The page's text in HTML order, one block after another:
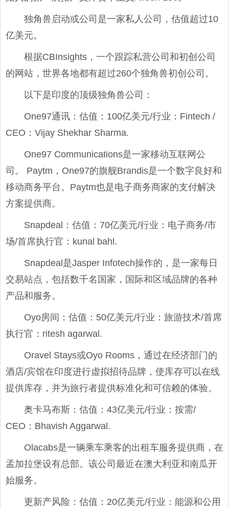
独角兽启动或公司是一家私人公司，估值超过10
亿美元。
根据CBInsights，一个跟踪私营公司和初创公司
的网站，世界各地都有超过260个独角兽初创公司。
以下是印度的顶级独角兽公司：
One97通讯：估值：100亿美元/行业：Fintech /
CEO：Vijay Shekhar Sharma.
One97 Communications是一家移动互联网公
司。 Paytm，One97的旗舰Brandis是一个数字良好和
移动商务平台。Paytm也是电子商务商家的支付解决
方案提供商。
Snapdeal：估值：70亿美元/行业：电子商务/市
场/首席执行官：kunal bahl.
Snapdeal是Jasper Infotech操作的，是一家每日
交易站点，包括数千名国家，国际和区域品牌的各种
产品和服务。
Oyo房间：估值：50亿美元/行业：旅游技术/首席
执行官：ritesh agarwal.
Oravel Stays或Oyo Rooms，通过在经济部门的
酒店/宾馆在印度进行虚拟招待品牌，使库存可以在线
提供库存，并为旅行者提供标准化和可信赖的体验。
奥卡马布斯：估值：43亿美元/行业：按需/
CEO：Bhavish Aggarwal.
Olacabs是一辆乘车乘客的出租车服务提供商，在
孟加拉堡设有总部。该公司最近在澳大利亚和南瓜开
始服务。
更新产风险：估值：20亿美元/行业：能源和公用